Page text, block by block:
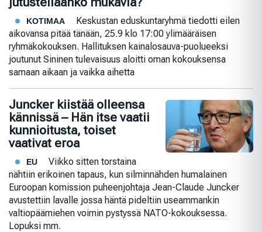
KOTIMAA
Keskustan eduskuntaryhmä tiedotti eilen
aikovansa pitää tänään, 25.9 klo 17:00 ylimääräisen
ryhmäkokouksen. Hallituksen kainalosauva-puolueeksi
joutunut Sininen tulevaisuus aloitti oman kokouksensa
samaan aikaan ja vaikka aihetta
Juncker kiistää olleensa
kännissä – Hän itse vaatii
kunnioitusta, toiset
vaativat eroa
EU
Viikko sitten torstaina
nähtiin erikoinen tapaus, kun silminnähden humalainen
Euroopan komission puheenjohtaja Jean-Claude Juncker
avustettiin lavalle jossa häntä pideltiin useammankin
valtiopäämiehen voimin pystyssä NATO-kokouksessa.
Lopuksi mm.